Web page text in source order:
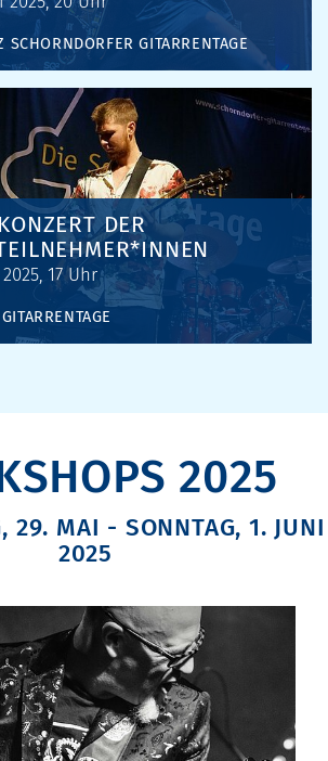
SCHORNDORFER GITARRENTAGE
DER
17 Uhr
2025
29. MAI - SONNTAG, 1. JUNI
2025